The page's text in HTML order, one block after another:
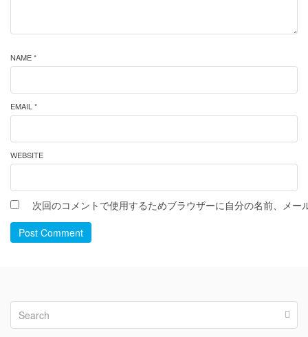
NAME *
EMAIL *
WEBSITE
次回のコメントで使用するためブラウザーに自分の名前、メー
Post Comment